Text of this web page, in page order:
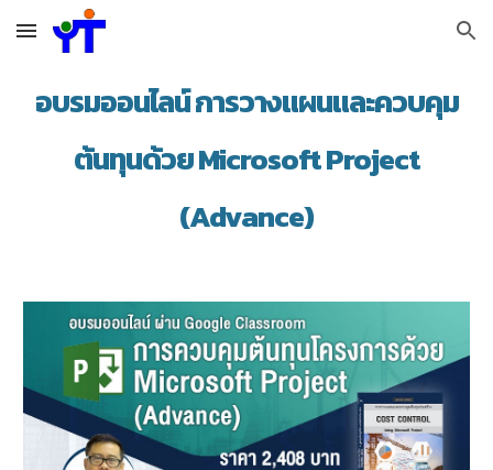
Skip to main content Skip to navigation
อบรมออนไลน์ การวางแผนและควบคุม
ต้นทุนด้วย Microsoft Project
(Advance)